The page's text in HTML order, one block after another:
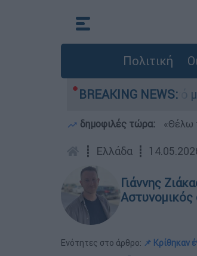
Πολιτική
BREAKING NEWS:
στο Πόρτο Γερμανό μετά τη
δημοφιλές τώρα: «Θέλω
┋ Ελλάδα ┋
Γιάννης
Αστυνομικός
Ενότητες στο άρθρο: 📌 Κρίθηκαν